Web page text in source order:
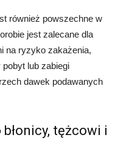
również powszechne w
jest zalecane dla
na ryzyko zakażenia,
pobyt lub zabiegi
dawek podawanych
tężcowi i